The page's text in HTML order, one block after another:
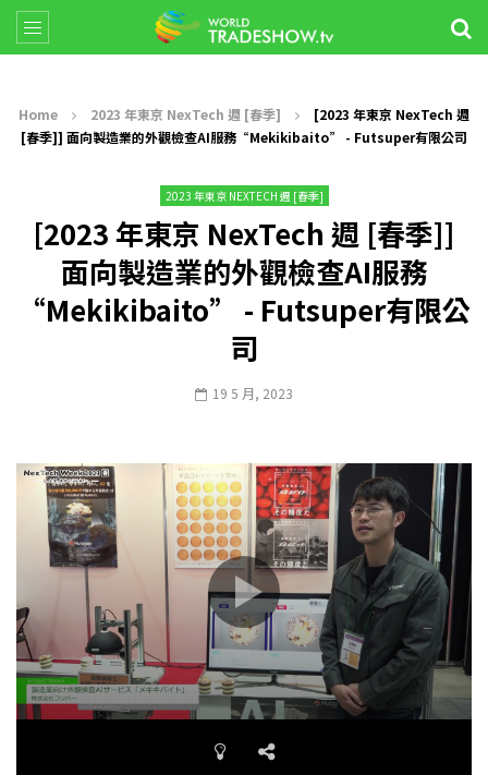
Home 2023 年東京 NexTech 週 [春季]
[2023 年東京 NexTech 週
[春季]] 面向製造業的外觀檢查AI服務“Mekikibaito” - Futsuper有限公司
2023 年東京 NEXTECH 週 [春季]
[2023 年東京 NexTech 週 [春季]]
面向製造業的外觀檢查AI服務
“Mekikibaito” - Futsuper有限公
司
19 5 月, 2023